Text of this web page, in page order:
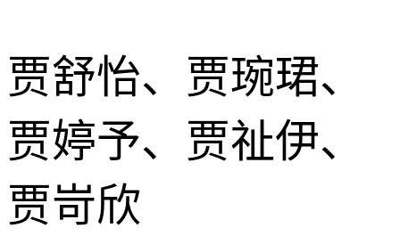
贾舒怡、贾琬珺、
贾婷予、贾祉伊、
贾岢欣